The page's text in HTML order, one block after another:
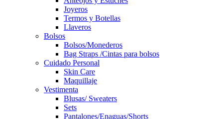
Joyeros
Termos y Botellas
Llaveros
Bolsos
Bolsos/Monederos
Bag Straps /Cintas para bolsos
Cuidado Personal
Skin Care
Maquillaje
Vestimenta
Blusas/ Sweaters
Sets
Pantalones/Enaguas/Shorts